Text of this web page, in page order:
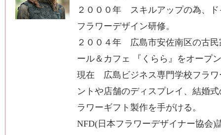
２０００年 スキルアップの為、
フラワーデザイン研修。
２００４年 広島市安佐南区の古
ール＆カフェ 『くらら』をオープ
現在 広島ビジネス専門学校フラワ
ントや店舗のディスプレイ、結婚
ラワーギフト製作を手がける。
NFD(日本フラワーデザイナー協会)